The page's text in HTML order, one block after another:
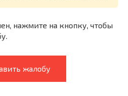
нажмите на кнопку, чтобы
жалобу